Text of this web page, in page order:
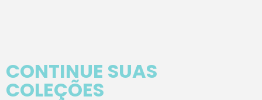
CONTINUE SUAS
COLEÇÕES